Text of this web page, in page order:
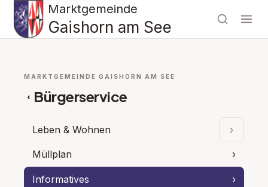
Marktgemeinde
Gaishorn am See
MARKTGEMEINDE GAISHORN AM SEE
‹ Bürgerservice
Leben & Wohnen ›
Müllplan
›
Informatives ›